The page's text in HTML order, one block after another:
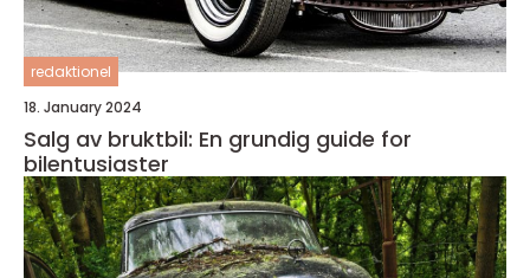
redaktionel
18. January 2024
Salg av bruktbil: En grundig guide for
bilentusiaster